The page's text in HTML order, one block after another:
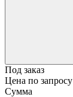
Под заказ
Цена по запросу
Сумма